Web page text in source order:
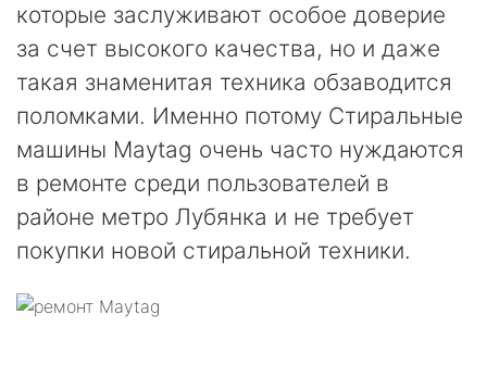
которые заслуживают особое доверие
за счет высокого качества, но и даже
такая знаменитая техника обзаводится
поломками. Именно потому Стиральные
машины Maytag очень часто нуждаются
в ремонте среди пользователей в
районе метро Лубянка и не требует
покупки новой стиральной техники.